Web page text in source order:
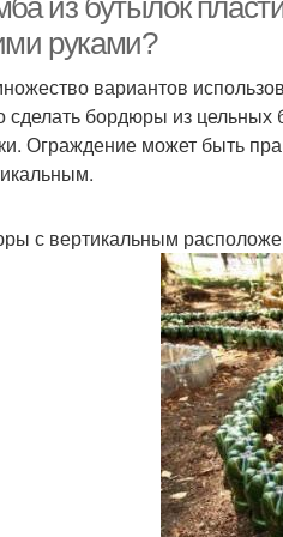
из бутылок
руками?
вариантов
бордюры из цельных
Ограждение может быть
с вертикальным